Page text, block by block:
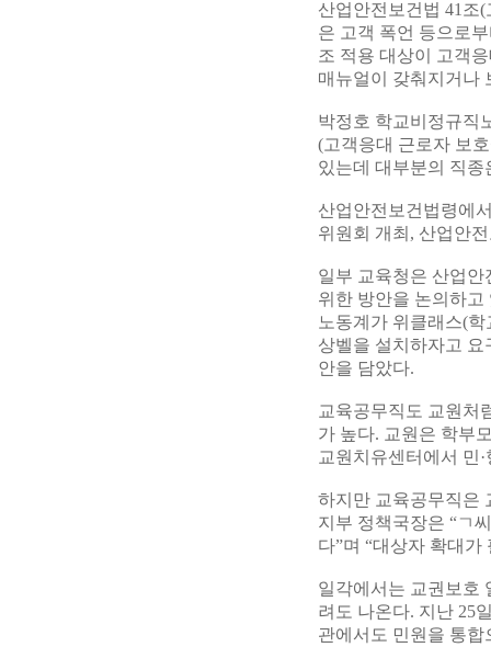
산업안전보건법 41조
은 고객 폭언 등으로
조 적용 대상이 고객
매뉴얼이 갖춰지거나
박정호 학교비정규직
(고객응대 근로자 보
있는데 대부분의 직
산업안전보건법령에
위원회 개최, 산업안
일부 교육청은 산업
위한 방안을 논의하고
노동계가 위클래스(
상벨을 설치하자고
안을 담았다.
교육공무직도 교원처
가 높다. 교원은 학부
교원치유센터에서 민
하지만 교육공무직은
지부 정책국장은 “ㄱ
다”며 “대상자 확대가
일각에서는 교권보호
려도 나온다. 지난 25
관에서도 민원을 통